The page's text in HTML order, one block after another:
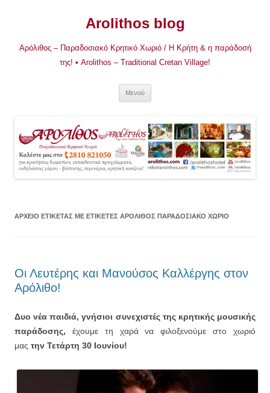
Arolithos blog
Αρόλιθος – Παραδοσιακό Κρητικό Χωριό / Η Κρήτη & η παράδοσή
της! • Arolithos – Traditional Cretan Village!
Μενού
ΑΡΧΕΊΟ ΕΤΙΚΈΤΑΣ ΜΕ ΕΤΙΚΈΤΕΣ ΑΡΟΛΙΘΟΣ ΠΑΡΑΔΟΣΙΑΚΌ ΧΩΡΙΌ
Οι Λευτέρης και Μανούσος Καλλέργης στον
Αρόλιθο!
Δυο νέα παιδιά, γνήσιοι συνεχιστές της κρητικής μουσικής
παράδοσης, έχουμε τη χαρά να φιλοξενούμε στο χωριό
μας την Τετάρτη 30 Ιουνίου!